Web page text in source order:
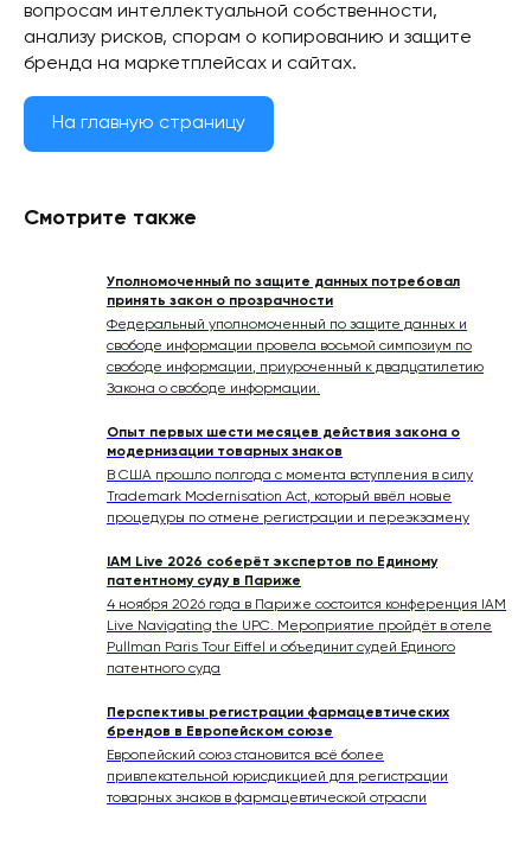
вопросам интеллектуальной собственности,
анализу рисков, спорам о копированию и защите
бренда на маркетплейсах и сайтах.
На главную страницу
Смотрите также
Уполномоченный по защите данных потребовал
принять закон о прозрачности
Федеральный уполномоченный по защите данных и
свободе информации провела восьмой симпозиум по
свободе информации, приуроченный к двадцатилетию
Закона о свободе информации.
Опыт первых шести месяцев действия закона о
модернизации товарных знаков
В США прошло полгода с момента вступления в силу
Trademark Modernisation Act, который ввёл новые
процедуры по отмене регистрации и переэкзамену
IAM Live 2026 соберёт экспертов по Единому
патентному суду в Париже
4 ноября 2026 года в Париже состоится конференция IAM
Live Navigating the UPC. Мероприятие пройдёт в отеле
Pullman Paris Tour Eiffel и объединит судей Единого
патентного суда
Перспективы регистрации фармацевтических
брендов в Европейском союзе
Европейский союз становится всё более
привлекательной юрисдикцией для регистрации
товарных знаков в фармацевтической отрасли